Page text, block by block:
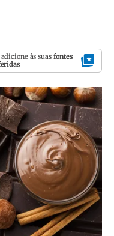
às suas fontes